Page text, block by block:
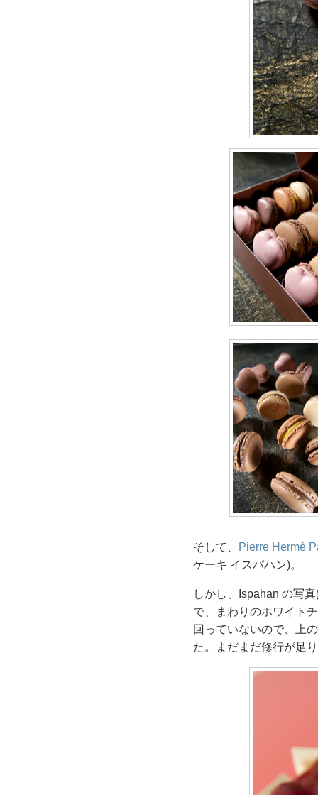
そして、
Pierre Hermé
ケーキ イスパハン)。
しかし、Ispahan の写
で、まわりのホワイト
回っていないので、上
た。まだまだ修行が足